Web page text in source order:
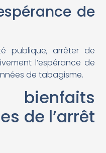
de
publique, arrêter de
l’espérance de
de tabagisme.
de l’arrêt